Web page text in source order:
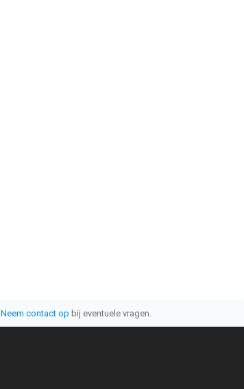
Neem contact op bij eventuele vragen.